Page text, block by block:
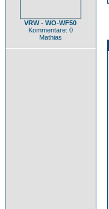
VRW - WO-WF50
Kommentare: 0
Mathias